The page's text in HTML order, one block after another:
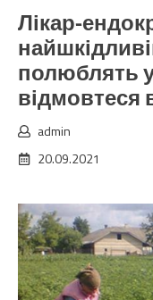
Лікар-
полюблять
відмовтеся
admin
20.09.2021